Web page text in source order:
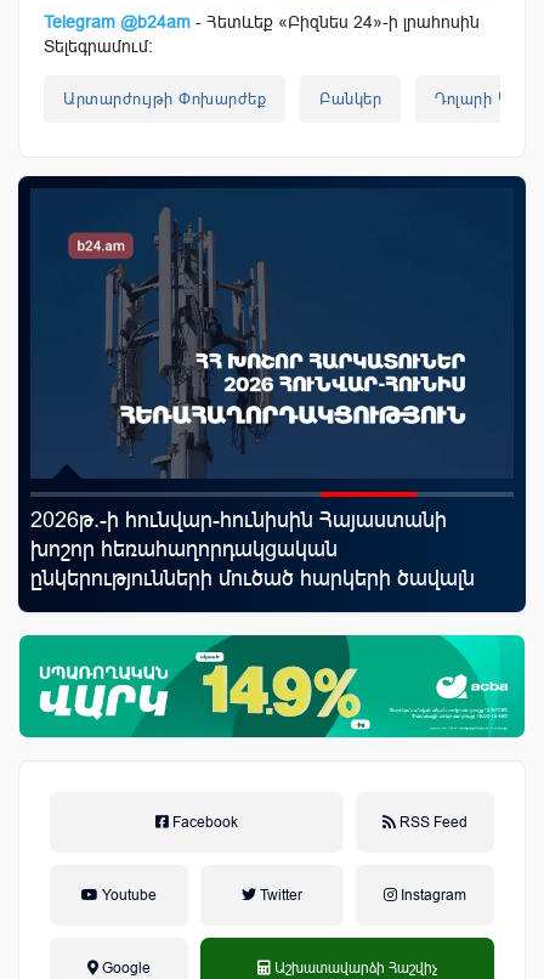
Telegram @b24am - Հետևեք «Բիզնես 24»-ի լրահոսին
Տելեգրամում:
Արտարժույթի Փոխարժեք Բանկեր Դոլարի Կուրս
2026թ.-ի հունվար-հունիսին Հայաստանի
խոշոր հեռահաղորդակցական
ընկերությունների մուծած հարկերի ծավալն
աճել է 8.66%-ով
Facebook RSS Feed
Youtube Twitter Instagram
Google Աշխատավարձի Հաշվիչ